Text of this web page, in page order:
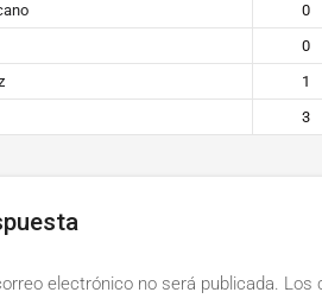
0
0
1
3
electrónico no será publicada. Los